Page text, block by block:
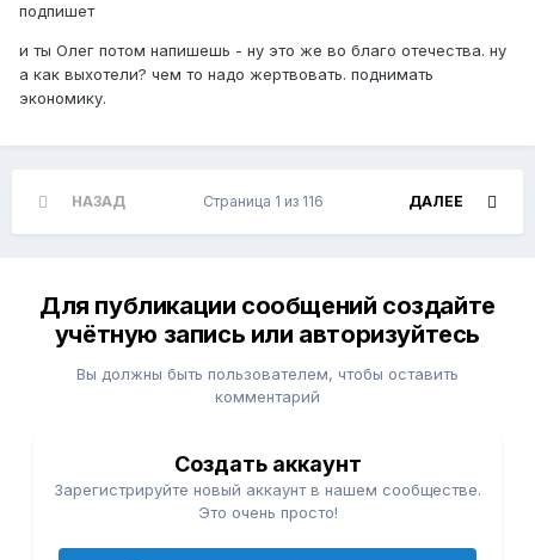
подпишет
и ты Олег потом напишешь - ну это же во благо отечества. ну
а как выхотели? чем то надо жертвовать. поднимать
экономику.
НАЗАД ДАЛЕЕ
Страница 1 из 116
Для публикации сообщений создайте
учётную запись или авторизуйтесь
Вы должны быть пользователем, чтобы оставить
комментарий
Создать аккаунт
Зарегистрируйте новый аккаунт в нашем сообществе.
Это очень просто!